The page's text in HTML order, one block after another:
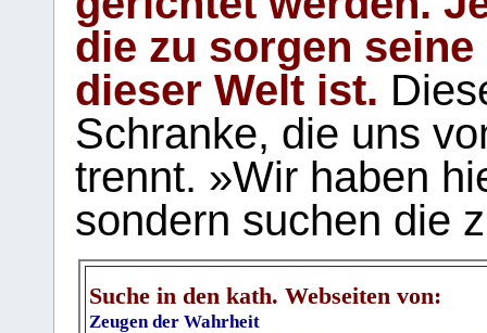
die zu sorgen
dieser Welt ist.
Schranke, die uns
trennt. »Wir haben
sondern suchen die
Suche in den kath. Webseiten von:
Zeugen der Wahrheit